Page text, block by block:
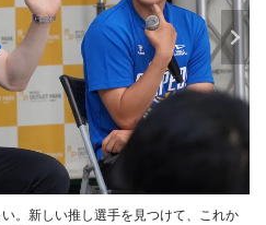
。新しい推し選手を見つけて、これか